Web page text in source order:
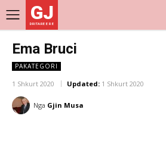
GJ
DRITARE E RE
Ema Bruci
PAKATEGORI
1 Shkurt 2020 Updated: 1 Shkurt 2020
Nga Gjin Musa